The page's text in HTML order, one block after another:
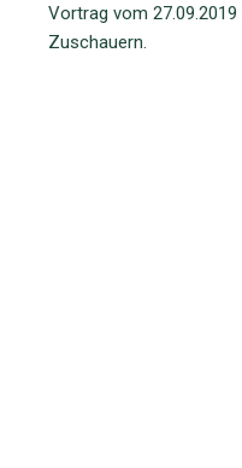
Vortrag vom
Zuschauern.